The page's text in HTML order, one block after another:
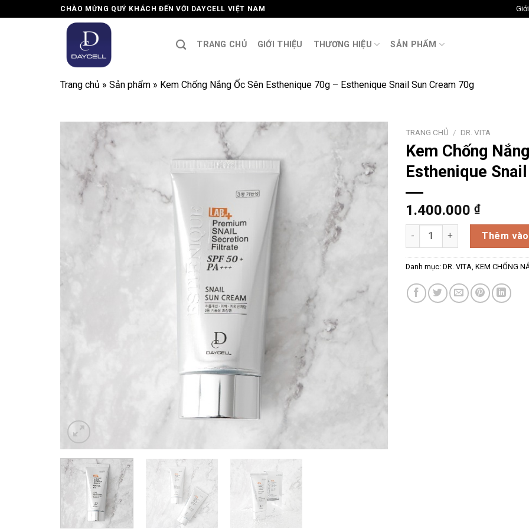
to
CHÀO MỪNG QUÝ KHÁCH ĐẾN VỚI DAYCELL VIỆT NAM
TRANG CHỦ GIỚI THIỆU THƯƠNG HIỆU SẢN PHẨM
Trang chủ » Sản phẩm » Kem Chống Nắng Ốc Sên Esthenique 70g – Esthenique Snail Sun Cream 70g
TRANG CHỦ / DR. VITA
Kem Chống
Esthenique
1.400.000 ₫
Kem Chống Nắng Ốc Sên
Thêm
Danh mục: DR. VITA KEM CHỐNG